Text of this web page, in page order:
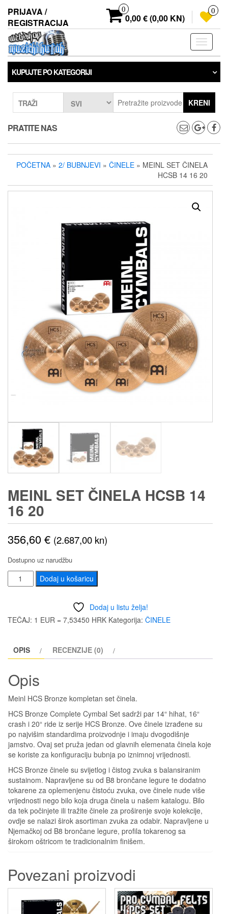
sadržaj
PRIJAVA /
REGISTRACIJA
0
0,00 € (0,00 KN)
0
KUPUJTE PO KATEGORIJI
TRAŽI KRENI
PRATITE NAS
POČETNA » 2/ BUBNJEVI » ČINELE » MEINL SET ČINELA
HCSB 14 16 20
MEINL SET ČINELA HCSB 14
16 20
356,60€ (2.687,00 kn)
Dostupno uz narudžbu
MEINL
Set
HCSB
20
Dodaj u košaricu
Dodaj u listu želja!
TEČAJ: 1 EUR = 7,53450 HRK Kategorija: ČINELE
OPIS RECENZIJE (0)
Opis
Meinl HCS Bronze kompletan set činela.
HCS Bronze Complete Cymbal Set sadrži par 14“ hihat, 16“
crash i 20“ ride iz serije HCS Bronze. Ove činele izrađene su
po najvišim standardima proizvodnje i imaju dvogodišnje
jamstvo. Ovaj set pruža jedan od glavnih elemenata činela koje
se koriste za konfiguraciju bubnja po iznimnoj vrijednosti.
HCS Bronze činele su svijetlog i čistog zvuka s balansiranim
sustainom. Napravljene su od B8 brončane legure te dodatno
tokarene za oplemenjenu čistoću zvuka, ove činele nude više
vrijednosti nego bilo koja druga činela u našem katalogu. Bilo
da tek počinjete ili tražite činele za proširenje svoje kolekcije,
ovdje se nalazi širok asortiman zvuka za odabir. Napravljene u
Njemačkoj od B8 brončane legure, profila tokarenog sa
širokom oštricom te tradicionalnim finišem.
Povezani proizvodi